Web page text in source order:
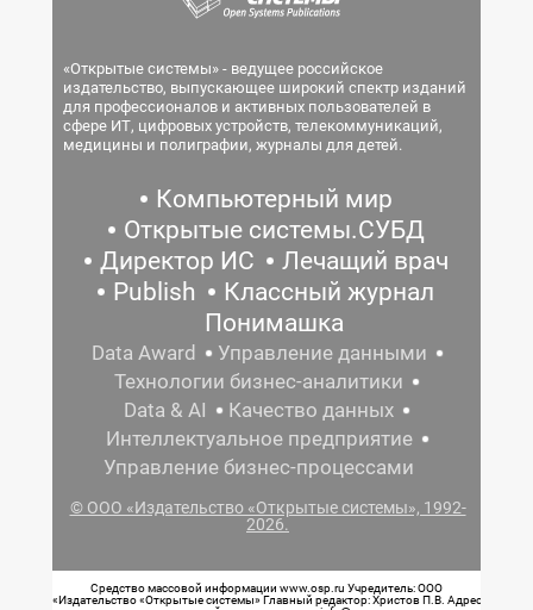
«Открытые системы» - ведущее российское
издательство, выпускающее широкий спектр изданий
для профессионалов и активных пользователей в
сфере ИТ, цифровых устройств, телекоммуникаций,
медицины и полиграфии, журналы для детей.
Компьютерный мир
Открытые системы.СУБД
Директор ИС
Лечащий врач
Publish
Классный журнал
Понимашка
Data Award
Управление данными
Технологии бизнес-аналитики
Data & AI
Качество данных
Интеллектуальное предприятие
Управление бизнес-процессами
© ООО «Издательство «Открытые системы», 1992-
2026.
Средство массовой информации www.osp.ru Учредитель: ООО
«Издательство «Открытые системы» Главный редактор: Христов П.В. Адрес